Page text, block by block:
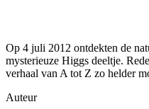
Op 4 juli 2012 ontdekten de
mysterieuze Higgs deeltje.
verhaal van A tot Z zo helder
Auteur